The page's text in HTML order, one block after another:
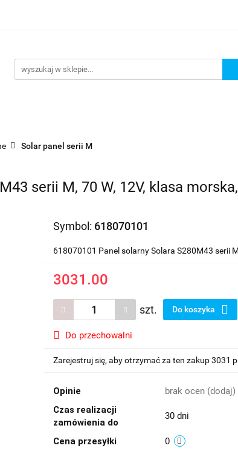
Solar panel serii M
serii M, 70 W, 12V, klasa
Symbol: 618070101
618070101 Panel solarny Solara S280M43 serii
3031.00
szt. Do koszyka
Do przechowalni
Zarejestruj się, aby otrzymać za ten zakup 3031
Opinie brak ocen (dodaj)
Czas realizacji
zamówienia do
30 dni
Cena przesyłki 0